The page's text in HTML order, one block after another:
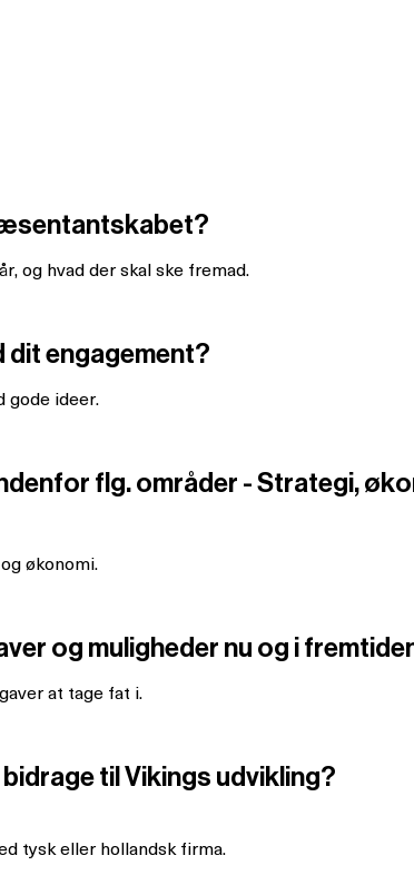
og hvad der skal ske fremad.
dit engagement?
gode ideer.
flg. områder - Strategi,
økonomi.
og muligheder nu og i
at tage fat i.
til Vikings udvikling?
tysk eller hollandsk firma.